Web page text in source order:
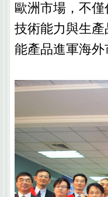
歐洲市場，不
技術能力與生
能產品進軍海外